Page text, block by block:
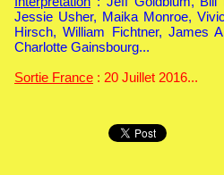
Jessie Usher, Maika Monroe,
Hirsch, William Fichtner, James
Charlotte Gainsbourg...
Sortie France : 20 Juillet 2016...